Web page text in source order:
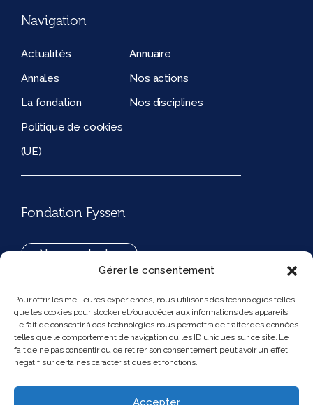
Gérer le consentement
Pour offrir les meilleures expériences, nous utilisons des technologies telles
que les cookies pour stocker et/ou accéder aux informations des appareils.
Le fait de consentir à ces technologies nous permettra de traiter des données
telles que le comportement de navigation ou les ID uniques sur ce site. Le
fait de ne pas consentir ou de retirer son consentement peut avoir un effet
négatif sur certaines caractéristiques et fonctions.
Accepter
Navigation
Actualités
Annuaire
Annales
Nos actions
La fondation
Nos disciplines
Politique de cookies
(UE)
Fondation Fyssen
Nous contacter
194, rue de Rivoli 75001 Paris France
Nous suivre